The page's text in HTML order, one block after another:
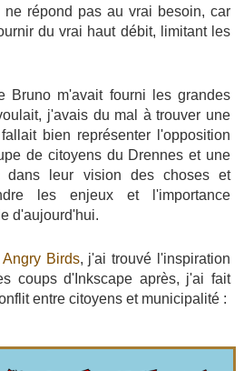
ne répond pas au vrai besoin, car
du vrai haut débit, limitant les
Bruno m'avait fourni les grandes
j'avais du mal à trouver une
bien représenter l'opposition
de citoyens du Drennes et une
dans leur vision des choses et
les enjeux et l'importance
d'aujourd'hui.
Angry Birds, j'ai trouvé l'inspiration
coups d'Inkscape après, j'ai fait
entre citoyens et municipalité :